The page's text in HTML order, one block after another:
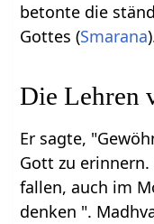
betonte die
Gottes (Smarana
Die Lehren
Er sagte,
Gott zu
fallen, auch im
denken ".